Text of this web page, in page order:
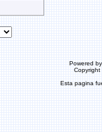
Powered
Esta pagina